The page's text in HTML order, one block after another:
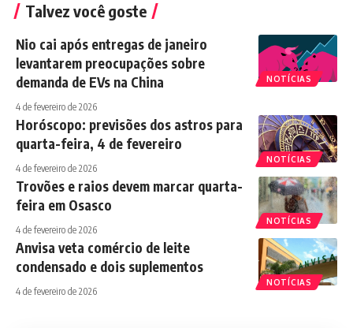
Talvez você goste
NOTÍCIAS
Nio cai após entregas de janeiro
levantarem preocupações sobre
demanda de EVs na China
4 de fevereiro de 2026
NOTÍCIAS
Horóscopo: previsões dos astros para
quarta-feira, 4 de fevereiro
4 de fevereiro de 2026
NOTÍCIAS
Trovões e raios devem marcar quarta-
feira em Osasco
4 de fevereiro de 2026
NOTÍCIAS
Anvisa veta comércio de leite
condensado e dois suplementos
4 de fevereiro de 2026